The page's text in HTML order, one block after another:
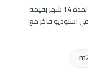
استأجر استوديو مفروش ومجهز بالكامل لمدة 14 شهر بقيمة
في استوديو فاخر مع